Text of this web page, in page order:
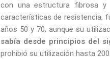
con una estructura fibrosa y
características de resistencia,
años 50 y 70, aunque su
sabía desde principios del
prohibió su utilización hasta